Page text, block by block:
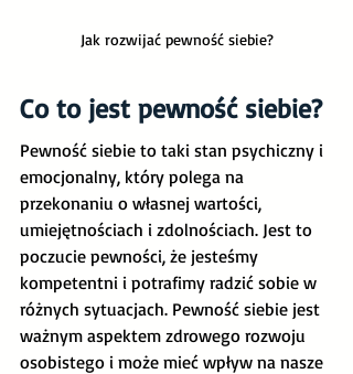
Jak rozwijać pewność siebie?
Co to jest pewność siebie?
Pewność siebie to taki stan psychiczny i
emocjonalny, który polega na
przekonaniu o własnej wartości,
umiejętnościach i zdolnościach. Jest to
poczucie pewności, że jesteśmy
kompetentni i potrafimy radzić sobie w
różnych sytuacjach. Pewność siebie jest
ważnym aspektem zdrowego rozwoju
osobistego i może mieć wpływ na nasze